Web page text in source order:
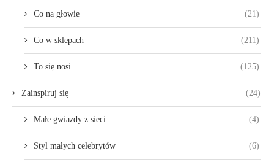
Co na głowie (21)
Co w sklepach (211)
To się nosi (125)
Zainspiruj się (24)
Małe gwiazdy z sieci (4)
Styl małych celebrytów (6)